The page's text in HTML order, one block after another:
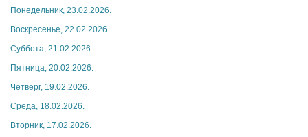
Понедельник, 23.02.2026.
Воскресенье, 22.02.2026.
Суббота, 21.02.2026.
Пятница, 20.02.2026.
Четверг, 19.02.2026.
Среда, 18.02.2026.
Вторник, 17.02.2026.